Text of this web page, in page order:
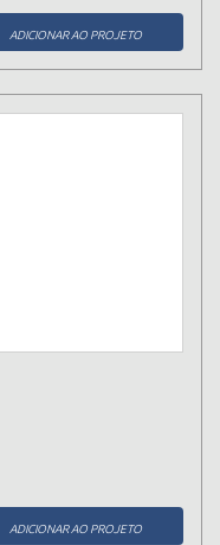
ADICIONAR AO PROJETO
ADICIONAR AO PROJETO